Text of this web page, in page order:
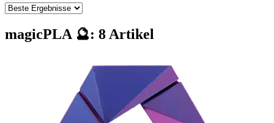
magicPLA 🔮: 8 Artikel